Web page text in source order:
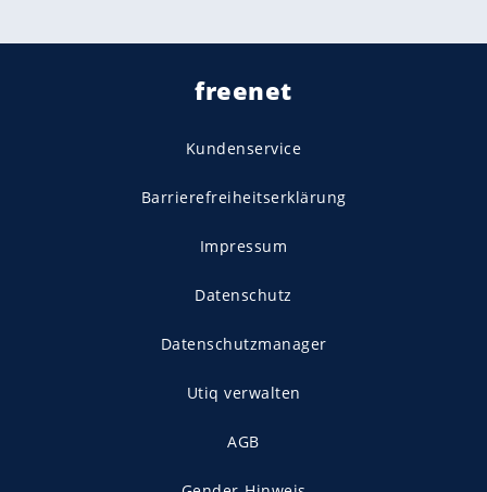
freenet
Kundenservice
Barrierefreiheitserklärung
Impressum
Datenschutz
Datenschutzmanager
Utiq verwalten
AGB